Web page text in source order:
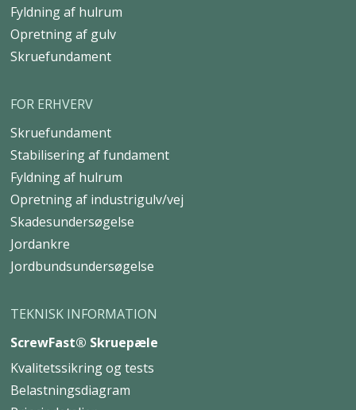
Fyldning af hulrum
Opretning af gulv
Skruefundament
FOR ERHVERV
Skruefundament
Stabilisering af fundament
Fyldning af hulrum
Opretning af industrigulv/vej
Skadesundersøgelse
Jordankre
Jordbundsundersøgelse
TEKNISK INFORMATION
ScrewFast® Skruepæle
Kvalitetssikring og tests
Belastningsdiagram